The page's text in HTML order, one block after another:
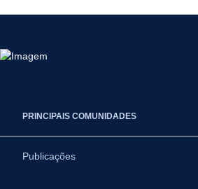
PRINCIPAIS COMUNIDADES
Publicações